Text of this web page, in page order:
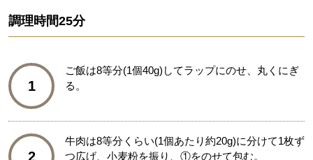
調理時間25分
1
ご飯は8等分(1個40g)してラップにのせ、丸くにぎ
る。
2
牛肉は8等分くらい(1個あたり約20g)に分けて1枚ず
つ広げ、小麦粉を振り、①をのせて包む。